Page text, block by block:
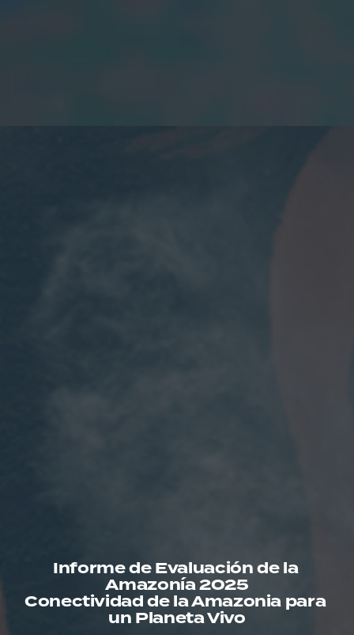
Informe de Evaluación de la
Amazonía 2025
Conectividad de la Amazonia para
un Planeta Vivo